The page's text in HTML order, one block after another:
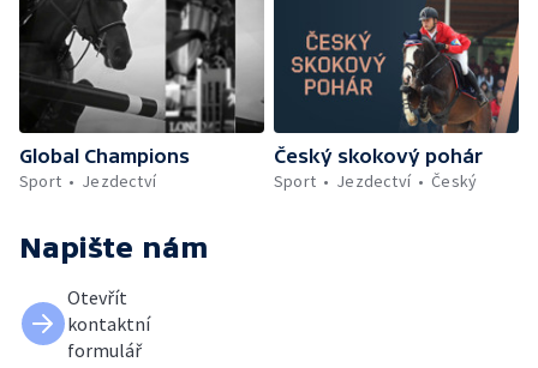
Global Champions
Sport
Jezdectví
Český skokový pohár
Sport
Jezdectví Český
Napište nám
Otevřít
kontaktní
formulář